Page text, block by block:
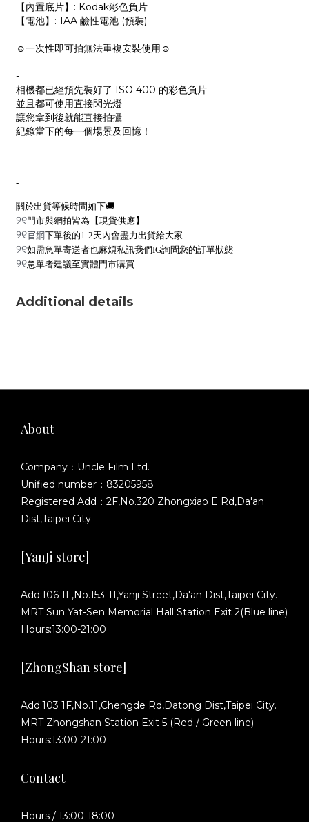
【內置底片】: Kodak彩色負片
【電池】: 1AA 鹼性電池 (預裝)
☺一次性即可拍無法重複安裝使用☺
-
相機都已經預先裝好了 ISO 400 的彩色負片
並且都可使用直接閃光燈
讓您拿到後就能直接拍攝
紀錄當下的每一個場景及回憶！
-
關於出貨等候時間如下🚚
୨୧門市與網拍皆為 【現貨供應】
୨୧官網下單後的1-2天內會盡力出貨給大家
୨୧如需急單寄送者也麻煩私訊我們IG詢問您的訂單狀態
୨୧急單者建議至實體門市購買
Additional details
About
Company：Uncle Film Ltd.
Unified number：83205958
Registered Add：2F,No.320 Zhongxiao E Rd,Da'an
Dist,Taipei City
[YanJi store]
Add:106 1F,No.153-11,Yanji Street,Da'an Dist,Taipei City.
MRT Sun Yat-Sen Memorial Hall Station Exit 2(Blue line)
Hours:13:00-21:00
[ZhongShan store]
Add:103 1F,No.11,Chengde Rd,Datong Dist,Taipei City.
MRT Zhongshan Station Exit 5 (Red / Green line)
Hours:13:00-21:00
Contact
Hours / 13:00-18:00